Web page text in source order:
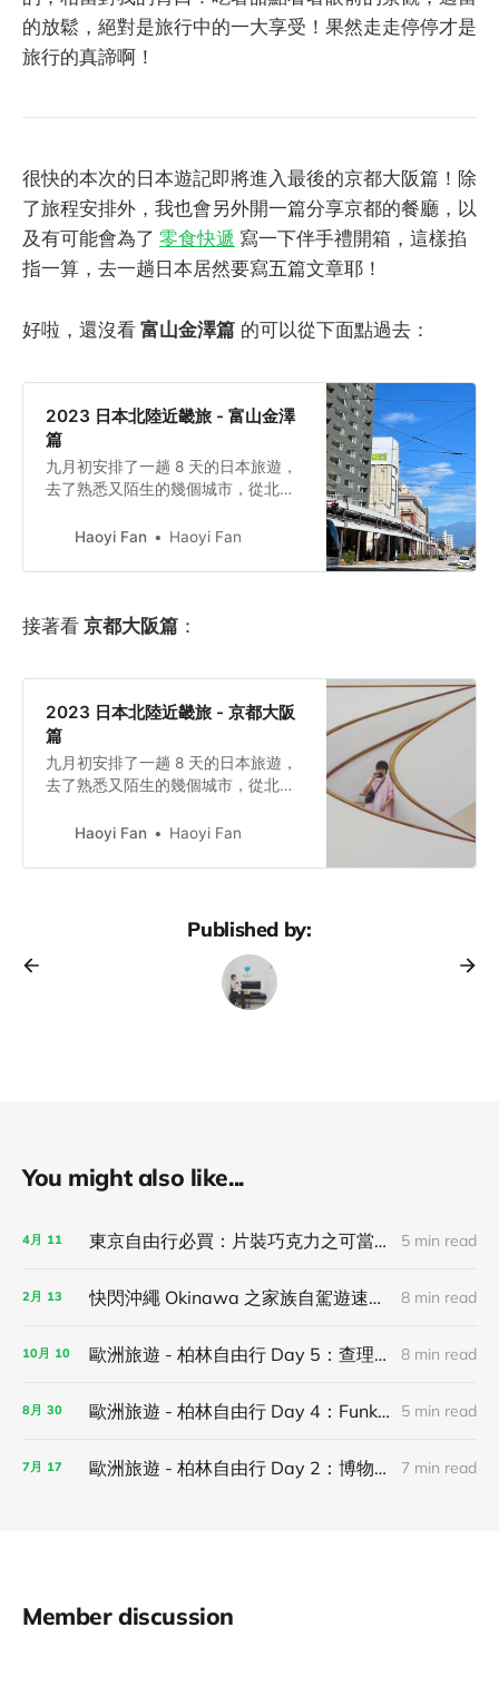
的放鬆，絕對是旅行中的一大享受！果然走走停停才是
旅行的真諦啊！
很快的本次的日本遊記即將進入最後的京都大阪篇！除
了旅程安排外，我也會另外開一篇分享京都的餐廳，以
及有可能會為了 零食快遞 寫一下伴手禮開箱，這樣掐
指一算，去一趟日本居然要寫五篇文章耶！
好啦，還沒看富山金澤篇 的可以從下面點過去：
2023 日本北陸近畿旅 - 富山金澤
篇
九月初安排了一趟 8 天的日本旅遊，
去了熟悉又陌生的幾個城市，從北陸
要去的幾個地方包含：富山、金澤、
奈良和大阪！本篇文章會以富山和金
到北陸地方走走的你，可以參考看看
Haoyi Fan Haoyi Fan
接著看京都大阪篇 ：
2023 日本北陸近畿旅 - 京都大阪
篇
九月初安排了一趟 8 天的日本旅遊，
去了熟悉又陌生的幾個城市，從北陸
要去的幾個地方包含：富山、金澤、
奈良和大阪！本篇文章會以京都和大
到北陸地方走走的你，可以參考看看
我比較不行軍的行程喔！
Haoyi Fan Haoyi Fan
Published by:
You might also like...
4月 11 東京自由行必買：片裝巧克力之可當伴手禮，亦可獨享！ 5 min read
2月 13 快閃沖繩 Okinawa 之家族自駕遊速記！ 8 min read
10月 10 歐洲旅遊 - 柏林自由行 Day 5：查理檢查哨、新國家美術館 和街頭藝術聖地 Urban Nation！ 8 min read
8月 30 歐洲旅遊 - 柏林自由行 Day 4：Funkhaus Berlin（MONOM）、Tempodrom Berlin 看演唱會！ 5 min read
7月 17 歐洲旅遊 - 柏林自由行 Day 2：博物館島、歷史地標東德記憶巡禮與布蘭登堡門！ 7 min read
Member discussion